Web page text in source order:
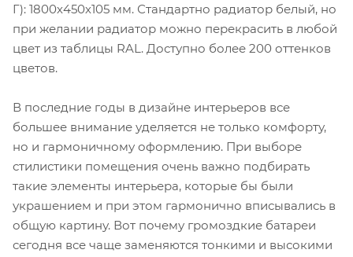
Г): 1800х450х105 мм. Стандартно радиатор белый, но
при желании радиатор можно перекрасить в любой
цвет из таблицы RAL. Доступно более 200 оттенков
цветов.
В последние годы в дизайне интерьеров все
большее внимание уделяется не только комфорту,
но и гармоничному оформлению. При выборе
стилистики помещения очень важно подбирать
такие элементы интерьера, которые бы были
украшением и при этом гармонично вписывались в
общую картину. Вот почему громоздкие батареи
сегодня все чаще заменяются тонкими и высокими